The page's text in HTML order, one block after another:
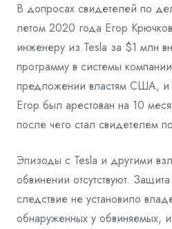
В допросах свидетелей по
летом 2020 года Егор
инженеру из Tesla за $1 млн
программу в системы
предложении властям США, и
Егор был арестован на 10
после чего стал свидетелем
Эпизоды с Tesla и другими
обвинении отсутствуют.
следствие не установило
обнаруженных у обвиняемых,